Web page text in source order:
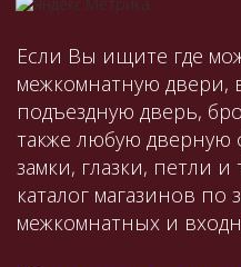
Если Вы ищите где
межкомнатную двери,
подъездную дверь,
также любую дверную
замки, глазки, петли
каталог магазинов по
межкомнатных и